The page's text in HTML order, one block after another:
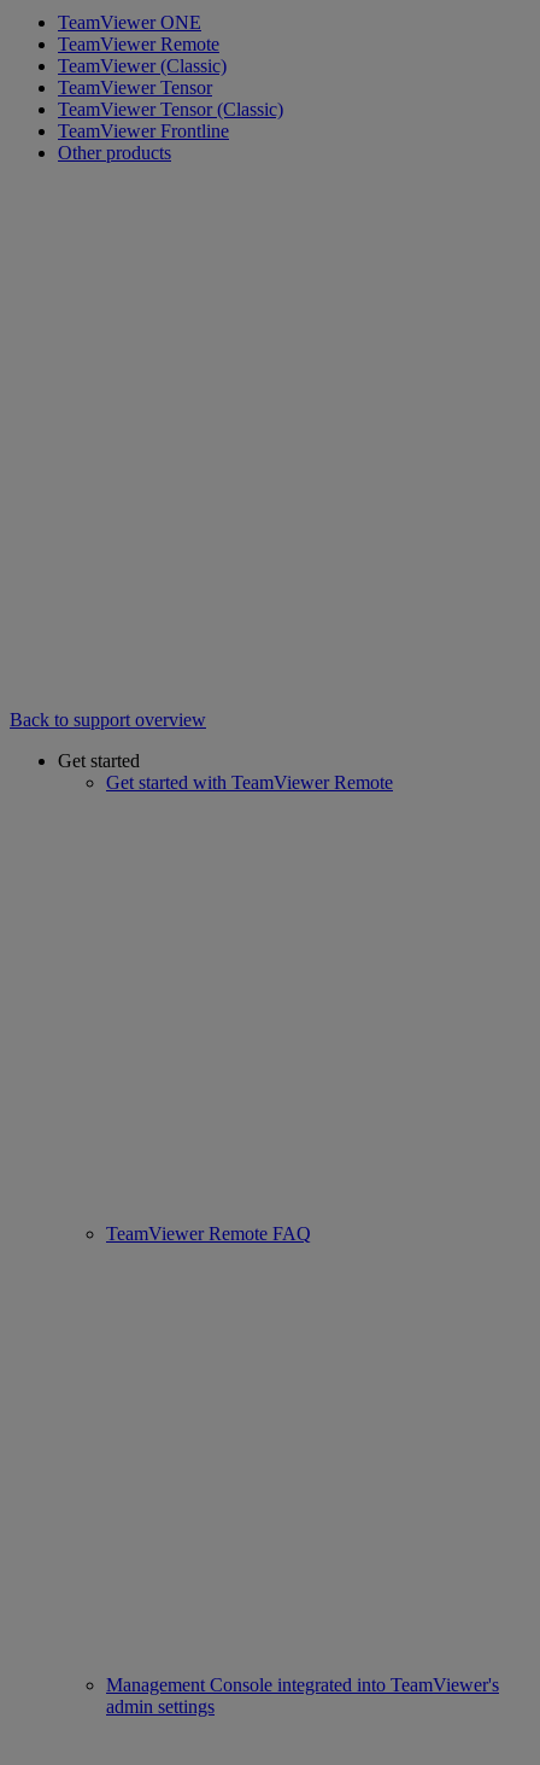
TeamViewer ONE
TeamViewer Remote
TeamViewer (Classic)
TeamViewer Tensor
TeamViewer Tensor (Classic)
TeamViewer Frontline
Other products
Back to support overview
Get started
Get started with TeamViewer Remote
TeamViewer Remote FAQ
Management Console integrated into TeamViewer's
admin settings